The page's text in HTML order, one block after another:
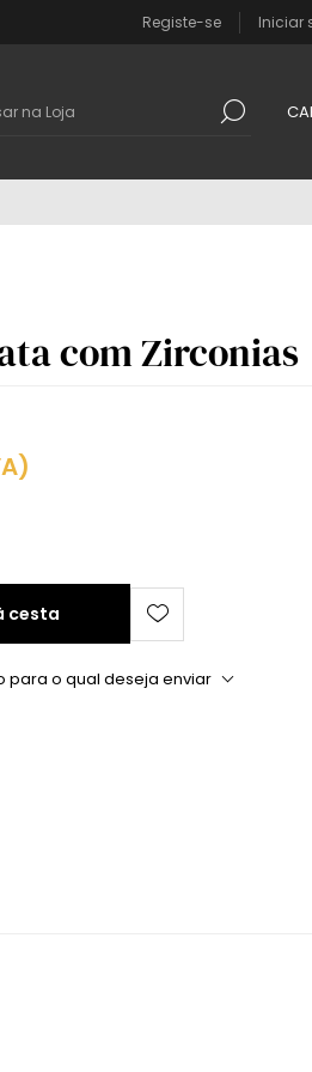
Registe-se Iniciar
com Zirconias
cesta
para o qual deseja enviar